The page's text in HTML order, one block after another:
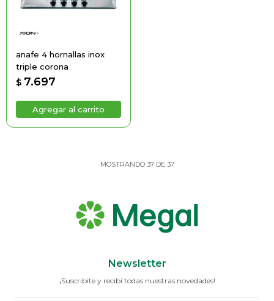
anafe 4 hornallas inox
triple corona
$ 7.697
MOSTRANDO 37DE 37
Newsletter
¡Suscribite y recibí todas nuestras novedades!